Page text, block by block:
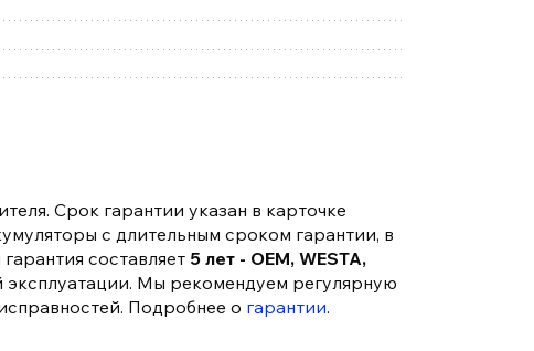
Срок гарантии указан в карточке
с длительным сроком гарантии, в
составляет 5 лет - OEM, WESTA,
эксплуатации. Мы рекомендуем регулярную
Подробнее о гарантии.